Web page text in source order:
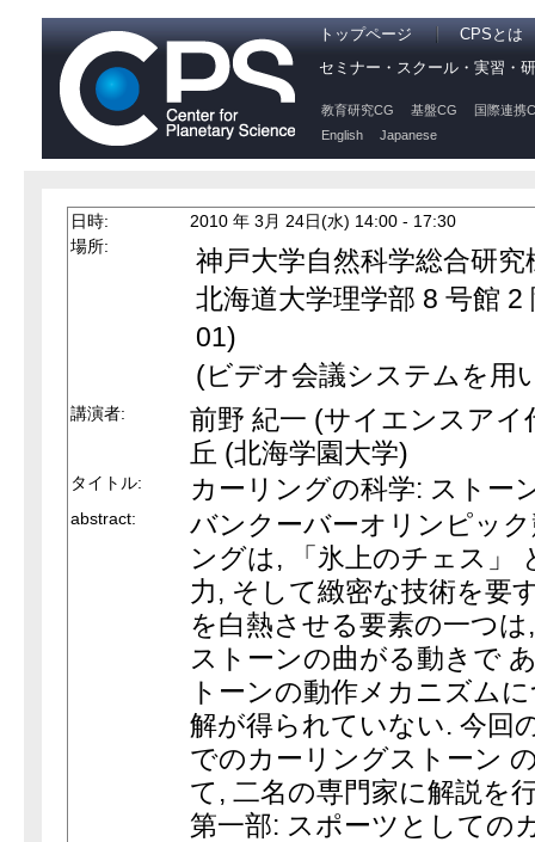
トップページ
CPSとは
セミナー・スクール・実習・
教育研究CG 基盤CG
国際連携
English
Japanese
日時:
2010 年 3月 24日(水) 14:00 - 17:30
場所:
神戸大学自然科学総合研
北海道大学理学部 8 号館
01)
(ビデオ会議システムを用
講演者:
前野 紀一 (サイエンスアイ
丘 (北海学園大学)
タイトル: カーリングの科学: ストー
abstract:
バンクーバーオリンピッ
ングは, 「氷上のチェス」
力, そして緻密な技術を要
を白熱させる要素の一つ
ストーンの曲がる動きで
トーンの動作メカニズム
解が得られていない. 今回
でのカーリングストーン
て, 二名の専門家に解説を
第一部: スポーツとしての